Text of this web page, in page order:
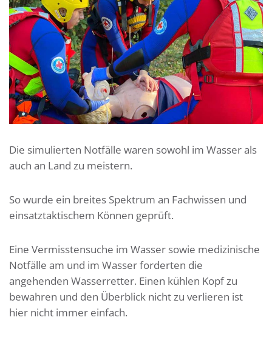
Die simulierten Notfälle waren sowohl im Wasser als
auch an Land zu meistern.
So wurde ein breites Spektrum an Fachwissen und
einsatztaktischem Können geprüft.
Eine Vermisstensuche im Wasser sowie medizinische
Notfälle am und im Wasser forderten die
angehenden Wasserretter. Einen kühlen Kopf zu
bewahren und den Überblick nicht zu verlieren ist
hier nicht immer einfach.